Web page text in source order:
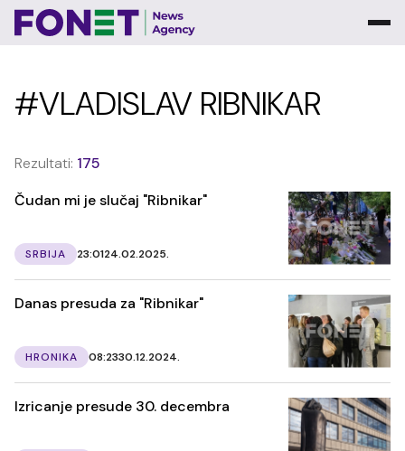
#VLADISLAV RIBNIKAR
Rezultati: 175
Čudan mi je slučaj "Ribnikar"
SRBIJA 23:0124.02.2025.
Danas presuda za "Ribnikar"
HRONIKA 08:2330.12.2024.
Izricanje presude 30. decembra